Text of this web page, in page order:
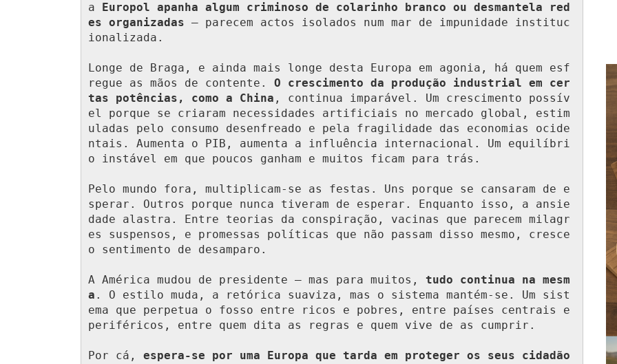
a
Europol apanha algum criminoso de colarinho branco ou desmantela red
es organizadas — parecem actos isolados num mar de impunidade instituc
ionalizada.
Longe de Braga, e ainda mais longe desta Europa em agonia, há quem esf
regue as mãos de contente. O crescimento da produção industrial em cer
tas potências, como a China , continua imparável. Um crescimento possív
el porque se criaram necessidades artificiais no mercado global, estim
uladas pelo consumo desenfreado e pela fragilidade das economias ocide
ntais. Aumenta o PIB, aumenta a influência internacional. Um equilíbri
o instável em que poucos ganham e muitos ficam para trás.
Pelo mundo fora, multiplicam-se as festas. Uns porque se cansaram de e
sperar. Outros porque nunca tiveram de esperar. Enquanto isso, a ansie
dade alastra. Entre teorias da conspiração, vacinas que parecem milagr
es suspensos, e promessas políticas que não passam disso mesmo, cresce
o sentimento de desamparo.
A América mudou de presidente — mas para muitos, tudo continua na mesm
a . O estilo muda, a retórica suaviza, mas o sistema mantém-se. Um sist
ema que perpetua o fosso entre ricos e pobres, entre países centrais e
periféricos, entre quem dita as regras e quem vive de as cumprir.
Por cá, espera-se por uma Europa que tarda em proteger os seus cidadão